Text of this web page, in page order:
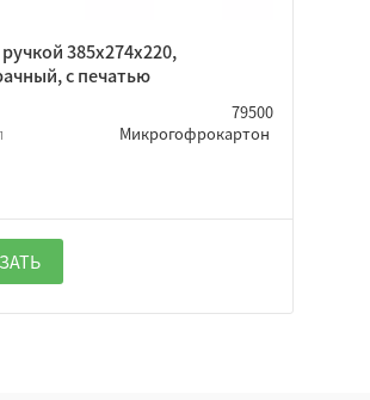
385х274х220,
с печатью
79500
Микрогофрокартон